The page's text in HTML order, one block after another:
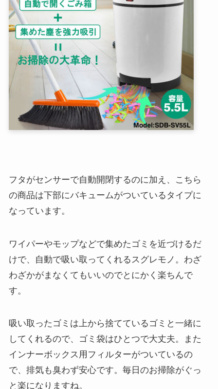
フタがセンサーで自動開閉するのに加え、こちら
の商品は下部にバキュームがついているタイプに
なっています。
ワイパーやモップなどで集めたゴミを近づけるだ
けで、自動で吸い取ってくれるスグレモノ。わざ
わざかがまなくてもいいのでとにかく楽ちんで
す。
吸い取ったゴミは上から捨てているゴミと一緒に
してくれるので、ゴミ袋はひとつで大丈夫。また
インナーボックス用フィルターがついているの
で、排気も臭わず安心です。毎日のお掃除がぐっ
と楽になりますね。